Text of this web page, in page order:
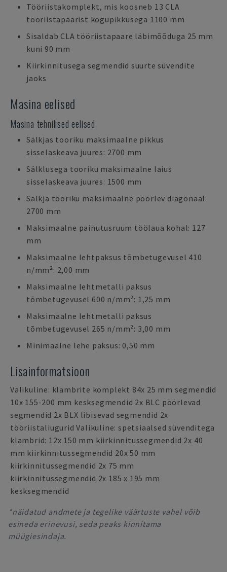
Tööriistakomplekt, mis koosneb 13 CLA
tööriistapaarist kogupikkusega 1100 mm
Sisaldab CLA tööriistapaare läbimõõduga 25 mm
kuni 90 mm
Kiirkinnitusega segmendid suurte süvendite
jaoks
Masina eelised
Masina tehnilised eelised
Sälkjas tooriku maksimaalne pikkus
sisselaskeava juures: 2700 mm
Sälklusega tooriku maksimaalne laius
sisselaskeava juures: 1500 mm
Sälkja tooriku maksimaalne pöörlev diagonaal:
2700 mm
Maksimaalne painutusruum töölaua kohal: 127
mm
Maksimaalne lehtpaksus tõmbetugevusel 410
n/mm²: 2,00 mm
Maksimaalne lehtmetalli paksus
tõmbetugevusel 600 n/mm²: 1,25 mm
Maksimaalne lehtmetalli paksus
tõmbetugevusel 265 n/mm²: 3,00 mm
Minimaalne lehe paksus: 0,50 mm
Lisainformatsioon
Valikuline: klambrite komplekt 84x 25 mm segmendid
10x 155-200 mm kesksegmendid 2x BLC pöörlevad
segmendid 2x BLX libisevad segmendid 2x
tööriistaliugurid Valikuline: spetsiaalsed süvenditega
klambrid: 12x 150 mm kiirkinnitussegmendid 2x 40
mm kiirkinnitussegmendid 20x 50 mm
kiirkinnitussegmendid 2x 75 mm
kiirkinnitussegmendid 2x 185 x 195 mm
kesksegmendid
*näidatud andmete ja tegelike väärtuste vahel võib
esineda erinevusi, seda peaks kinnitama
müügiesindaja.